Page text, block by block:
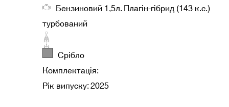
Бензиновий 1,5л. Плагін-гібрид (143 к.с.)
турбований
Срібло
Комплектація:
Рік випуску: 2025